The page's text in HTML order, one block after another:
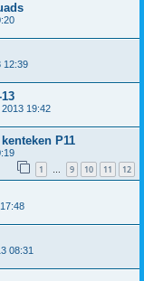
12:39
19:42
P11
1 … 9 10 11 12
08:31